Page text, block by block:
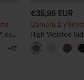
de
+17
€35,95 EUR
Compra 2 y
High Waisted
Straight Leg